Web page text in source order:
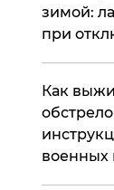
зимой:
при
Как
военных